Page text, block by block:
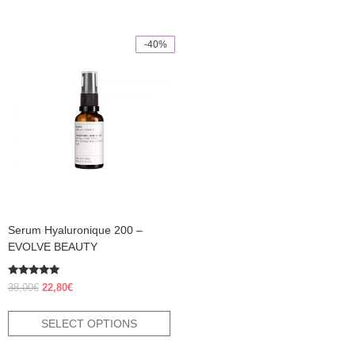
-40%
Serum Hyaluronique 200 –
EVOLVE BEAUTY
Rated
4.70
38,00€ Original
was:
22,80€Current
is:
SELECT OPTIONS
page